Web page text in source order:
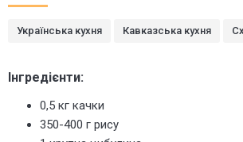
Українська кухня Кавказська кухня
Інгредієнти:
0,5 кг качки
350-400 г рису